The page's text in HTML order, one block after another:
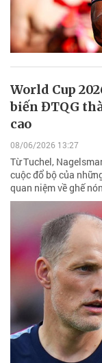
World Cup
biến ĐTQG
cao
08/06/2026 13:27
Từ Tuchel,
cuộc đổ bộ của
quan niệm về ghế